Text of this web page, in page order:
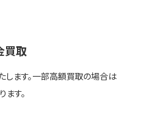
買取
します。一部高額買取の場合は
す。